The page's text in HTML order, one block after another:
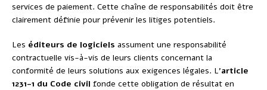
services de paiement. Cette chaîne de responsabilités doit être
clairement définie pour prévenir les litiges potentiels.
Les éditeurs de logiciels assument une responsabilité
contractuelle vis-à-vis de leurs clients concernant la
conformité de leurs solutions aux exigences légales. L’article
1231-1 du Code civil fonde cette obligation de résultat en